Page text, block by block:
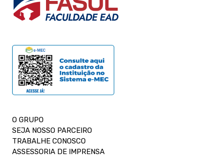
O GRUPO
SEJA NOSSO PARCEIRO
TRABALHE CONOSCO
ASSESSORIA DE IMPRENSA